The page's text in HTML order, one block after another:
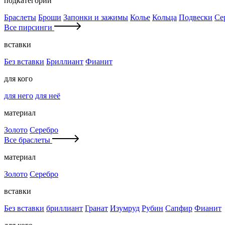
Браслеты Броши Запонки и зажимы Колье Кольца Подвески
Все пирсинги
вставки
Без вставки Бриллиант Фианит
для кого
для него для неё
материал
Золото Серебро
Все браслеты
материал
Золото Серебро
вставки
Без вставки бриллиант Гранат Изумруд Рубин Сапфир Фианит